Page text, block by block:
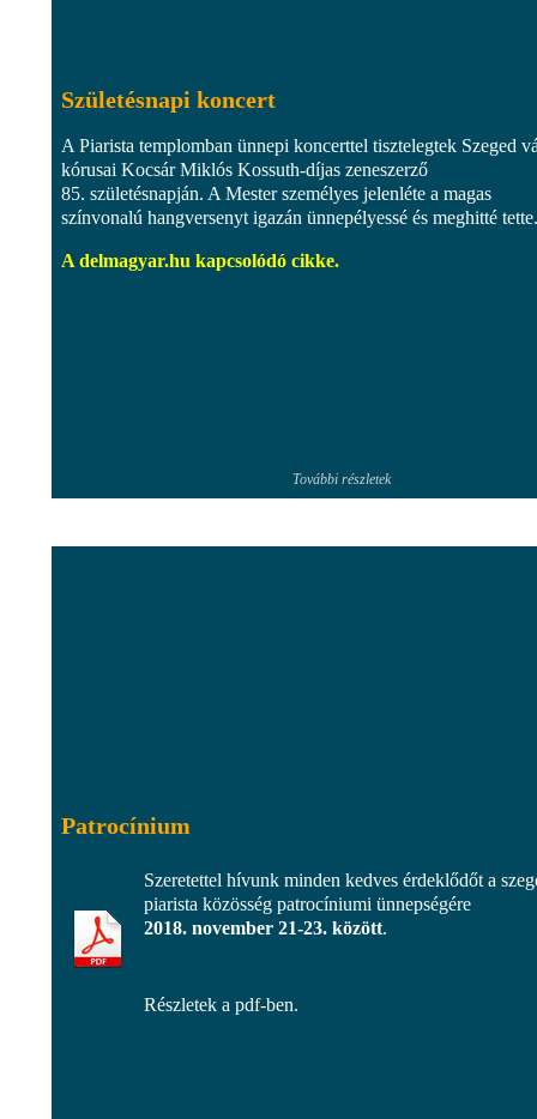
Születésnapi koncert
A Piarista templomban ünnepi koncerttel tisztelegtek Szeged
kórusai Kocsár Miklós Kossuth-díjas zeneszerző
85. születésnapján. A Mester személyes jelenléte a magas
színvonalú hangversenyt igazán ünnepélyessé és meghitté tette.
A delmagyar.hu kapcsolódó cikke.
További részletek
Patrocínium
Szeretettel hívunk minden kedves érdeklődőt a
piarista közösség patrocíniumi ünnepségére
2018. november 21-23. között.
Részletek a pdf-ben.